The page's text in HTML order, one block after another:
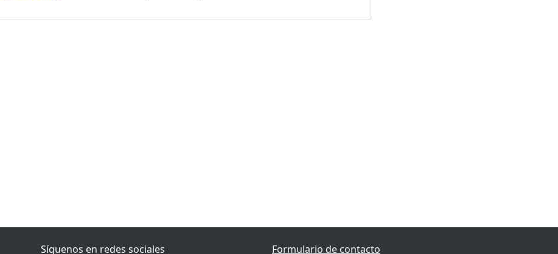
Síguenos en redes sociales Formulario de contacto